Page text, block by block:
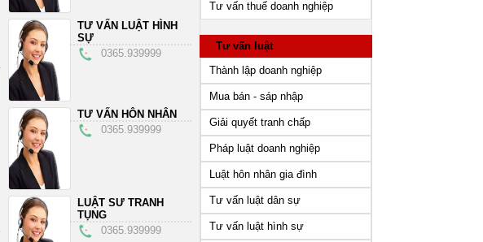
TƯ VẤN LUẬT HÌNH
SỰ
0365.939999
TƯ VẤN HÔN NHÂN
0365.939999
LUẬT SƯ TRANH
TỤNG
0365.939999
Tư vấn thuế doanh nghiệp
Tư vấn luật
Thành lập doanh nghiệp
Mua bán - sáp nhập
Giải quyết tranh chấp
Pháp luật doanh nghiệp
Luật hôn nhân gia đình
Tư vấn luật dân sự
Tư vấn luật hình sự